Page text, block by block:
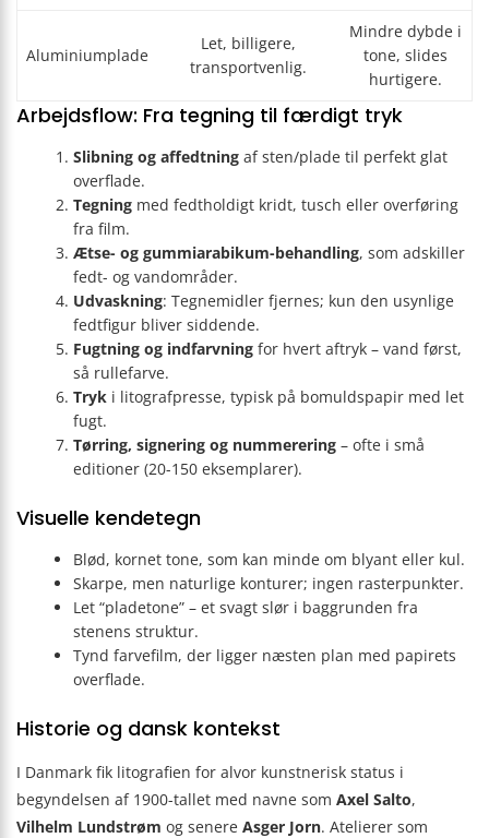
Aluminiumplade
Let, billigere,
transportvenlig.
Mindre dybde i
tone, slides
hurtigere.
Arbejdsflow: Fra tegning til færdigt tryk
Slibning og affedtning af sten/plade til perfekt glat
overflade.
Tegning med fedtholdigt kridt, tusch eller overføring
fra film.
Ætse- og gummiarabikum-behandling, som adskiller
fedt- og vandområder.
Udvaskning: Tegnemidler fjernes; kun den usynlige
fedtfigur bliver siddende.
Fugtning og indfarvning for hvert aftryk – vand først,
så rullefarve.
Tryk i litografpresse, typisk på bomuldspapir med let
fugt.
Tørring, signering og nummerering – ofte i små
editioner (20-150 eksemplarer).
Visuelle kendetegn
Blød, kornet tone, som kan minde om blyant eller kul.
Skarpe, men naturlige konturer; ingen rasterpunkter.
Let “pladetone” – et svagt slør i baggrunden fra
stenens struktur.
Tynd farvefilm, der ligger næsten plan med papirets
overflade.
Historie og dansk kontekst
I Danmark fik litografien for alvor kunstnerisk status i
begyndelsen af 1900-tallet med navne som Axel Salto,
Vilhelm Lundstrøm og senere Asger Jorn. Atelierer som